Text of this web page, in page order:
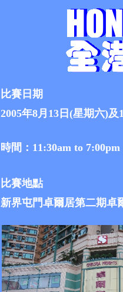
比賽日期
2005年8月13日(星期六)
時間：11:30am to 7:00pm
比賽地點
新界屯門卓爾居第二期卓